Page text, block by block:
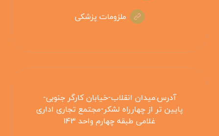
ملزومات پزشکی
آدرس:میدان انقلاب-خیابان کارگر جنوبی-
پایین تر از چهارراه لشکر-مجتمع تجاری اداری
غلامی طبقه چهارم واحد ۱۴۳